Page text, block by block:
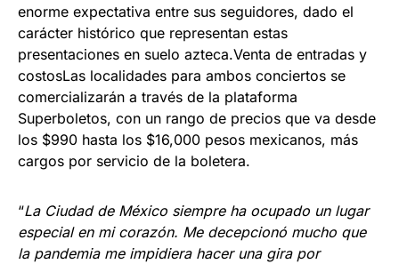
enorme expectativa entre sus seguidores, dado el
carácter histórico que representan estas
presentaciones en suelo azteca.Venta de entradas y
costosLas localidades para ambos conciertos se
comercializarán a través de la plataforma
Superboletos, con un rango de precios que va desde
los $990 hasta los $16,000 pesos mexicanos, más
cargos por servicio de la boletera.
“La Ciudad de México siempre ha ocupado un lugar
especial en mi corazón. Me decepcionó mucho que
la pandemia me impidiera hacer una gira por